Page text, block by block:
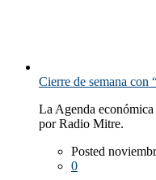
Cierre de semana con
La Agenda
por Radio Mitre.
Posted
0